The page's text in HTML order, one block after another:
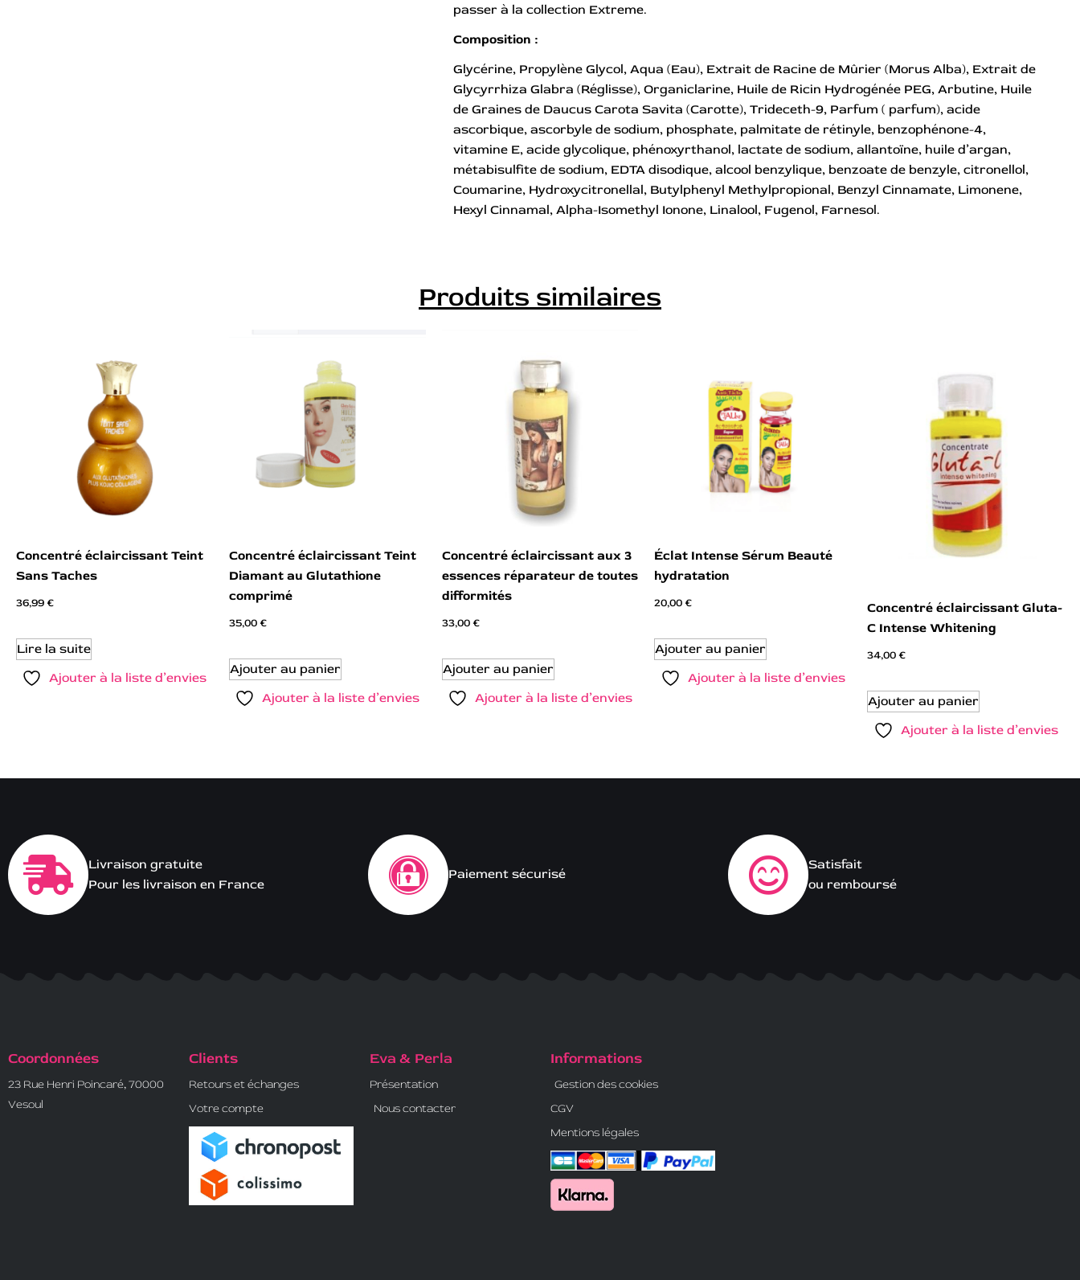
passer à la collection Extreme.
Composition :
Glycérine, Propylène Glycol, Aqua (Eau), Extrait de Racine de Mûrier (Morus Alba), Extrait de
Glycyrrhiza Glabra (Réglisse), Organiclarine, Huile de Ricin Hydrogénée PEG, Arbutine, Huile
de Graines de Daucus Carota Savita (Carotte), Trideceth-9, Parfum ( parfum), acide
ascorbique, ascorbyle de sodium, phosphate, palmitate de rétinyle, benzophénone-4,
vitamine E, acide glycolique, phénoxyrthanol, lactate de sodium, allantoïne, huile d’argan,
métabisulfite de sodium, EDTA disodique, alcool benzylique, benzoate de benzyle, citronellol,
Coumarine, Hydroxycitronellal, Butylphenyl Methylpropional, Benzyl Cinnamate, Limonene,
Hexyl Cinnamal, Alpha-Isomethyl Ionone, Linalool, Fugenol, Farnesol.
Produits similaires
Concentré éclaircissant Teint
Sans Taches
36,99€
Lire la suite
Ajouter à la liste d’envies
Concentré éclaircissant Teint
Diamant au Glutathione
comprimé
35,00€
Ajouter au panier
Ajouter à la liste d’envies
Concentré éclaircissant aux 3
essences réparateur de toutes
difformités
33,00€
Ajouter au panier
Ajouter à la liste d’envies
Éclat Intense Sérum Beauté
hydratation
20,00€
Ajouter au panier
Ajouter à la liste d’envies
Concentré éclaircissant Gluta-
C Intense Whitening
34,00€
Ajouter au panier
Ajouter à la liste d’envies
Livraison gratuite
Pour les livraison en France
Paiement sécurisé
Satisfait
ou remboursé
Coordonnées
23 Rue Henri Poincaré, 70000
Vesoul
Clients
Retours et échanges
Votre compte
Eva & Perla
Présentation
Nous contacter
Informations
Gestion des cookies
CGV
Mentions légales